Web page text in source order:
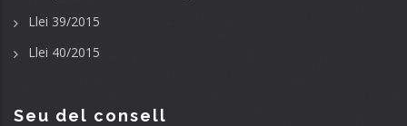
Llei 39/2015
Llei 40/2015
Seu del consell